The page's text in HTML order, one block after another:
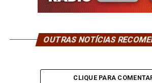
OUTRAS NOTÍCIAS
CLIQUE PARA